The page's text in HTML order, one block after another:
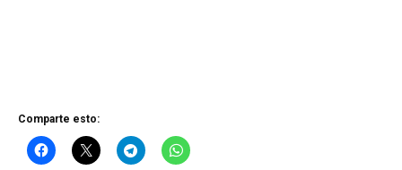
Comparte esto: